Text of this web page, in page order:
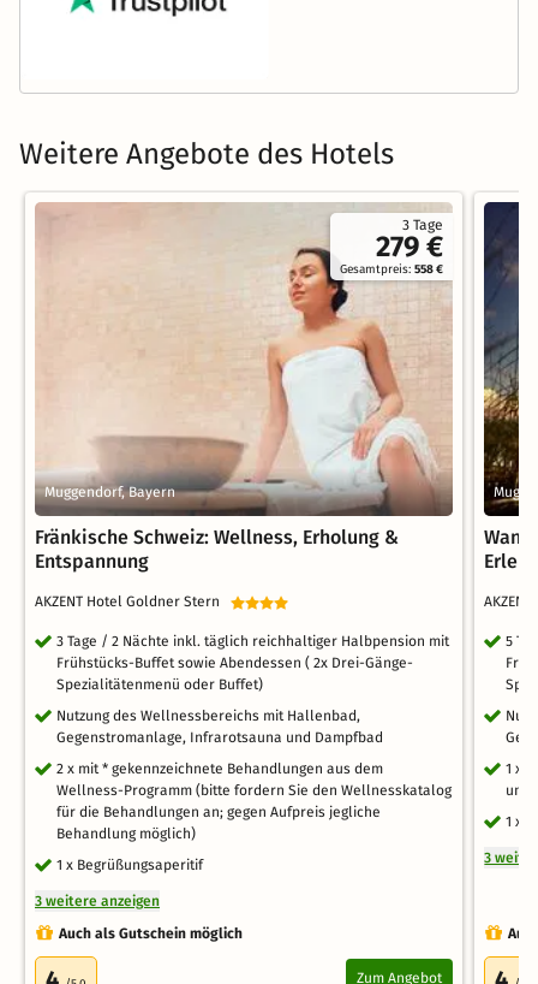
Weitere Angebote des Hotels
3 Tage
279 €
Gesamtpreis:558 €
Muggendorf, Bayern
Fränkische Schweiz: Wellness, Erholung &
Entspannung
AKZENT Hotel Goldner Stern
3 Tage / 2 Nächte inkl. täglich reichhaltiger Halbpension mit
Frühstücks-Buffet sowie Abendessen ( 2x Drei-Gänge-
Spezialitätenmenü oder Buffet)
Nutzung des Wellnessbereichs mit Hallenbad,
Gegenstromanlage, Infrarotsauna und Dampfbad
2 x mit * gekennzeichnete Behandlungen aus dem
Wellness-Programm (bitte fordern Sie den Wellnesskatalog
für die Behandlungen an; gegen Aufpreis jegliche
Behandlung möglich)
1 x Begrüßungsaperitif
3 weitere anzeigen
Auch als Gutschein möglich
Zum Angebot
5
1 x
und
1 x
3